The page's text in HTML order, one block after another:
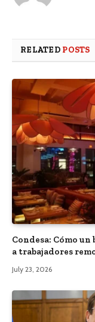
RELATED POSTS
Condesa: Cómo
a trabajadores
July 23, 2026